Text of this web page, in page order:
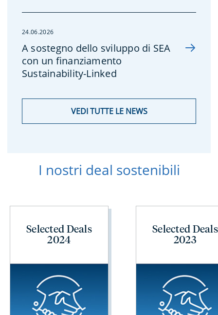
24.06.2026
A sostegno dello sviluppo di SEA
con un finanziamento
Sustainability-Linked
VEDI TUTTE LE NEWS
I nostri deal sostenibili
Selected Deals
2024
Selected Deals
2023